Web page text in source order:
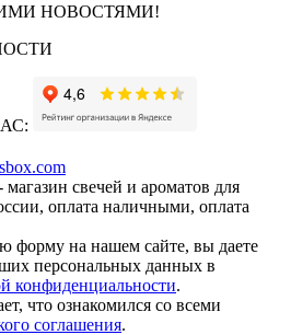
НОВОСТЯМИ!
свечей и ароматов для
оплата наличными, оплата
форму на нашем сайте, вы даете
персональных данных в
конфиденциальности.
что ознакомился со всеми
соглашения.